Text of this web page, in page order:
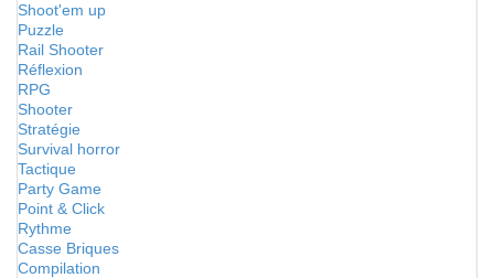
Shoot'em up
Puzzle
Rail Shooter
Réflexion
RPG
Shooter
Stratégie
Survival horror
Tactique
Party Game
Point & Click
Rythme
Casse Briques
Compilation